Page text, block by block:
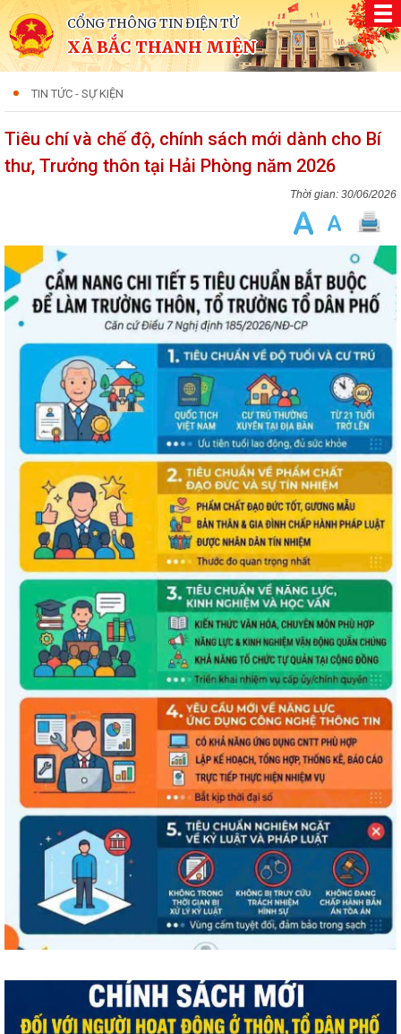
CỔNG THÔNG TIN ĐIỆN TỬ
XÃ BẮC THANH MIỆN
TIN TỨC - SỰ KIỆN
Tiêu chí và chế độ, chính sách mới dành cho Bí
thư, Trưởng thôn tại Hải Phòng năm 2026
30/06/2026